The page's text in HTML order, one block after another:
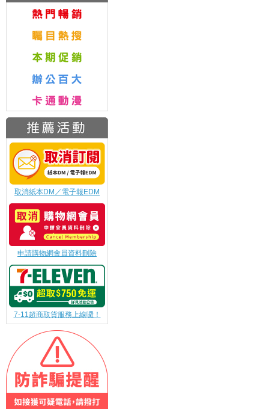
取消紙本DM／電子報EDM
申請購物網會員資料刪除
7-11超商取貨服務上線囉！